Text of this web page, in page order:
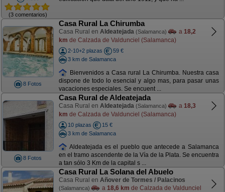
(3 comentarios)
8 Fotos
Casa Rural La Chirumba
Casa Rural en Aldeatejada (Salamanca) a 18,2
km de Calzada de Valdunciel (Salamanca)
2-10+2 plazas
59 €
3 km de Salamanca
Bienvenidos a Casa rural La Chirumba. Nuestra casa
dispone de todo lo esencial y algo mas, para pasar unas
vacaciones especiales. Se encuent ...
8 Fotos
Casa Rural de Aldeatejada
Casa Rural en Aldeatejada (Salamanca) a 18,3
km de Calzada de Valdunciel (Salamanca)
10 plazas
15 €
3 km de Salamanca
Aldeatejada es el pueblo que antecede a Salamanca
en el tramo ascendente de la Vía de la Plata. Se encuentra
a tan sólo 3 Km de la capital s ...
Casa Rural La Solana del Abuelo
Casa Rural en Añover de Tormes / Palacinos
(Salamanca) a 18,6 km de Calzada de Valdunciel